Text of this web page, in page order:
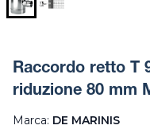
Raccordo retto T
riduzione 80 mm
Marca: DE MARINIS